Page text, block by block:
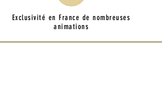
Exclusivité en France de nombreuses
animations